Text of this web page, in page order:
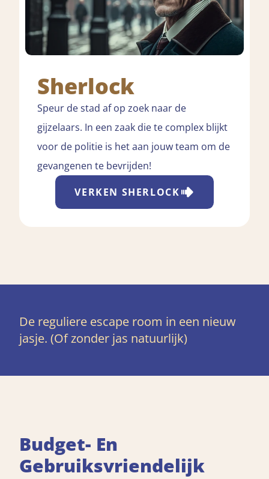
Sherlock
Speur de stad af op zoek naar de
gijzelaars. In een zaak die te complex blijkt
voor de politie is het aan jouw team om de
gevangenen te bevrijden!
VERKEN SHERLOCK
De reguliere escape room in een nieuw
jasje. (Of zonder jas natuurlijk)
Budget- En
Gebruiksvriendelijk